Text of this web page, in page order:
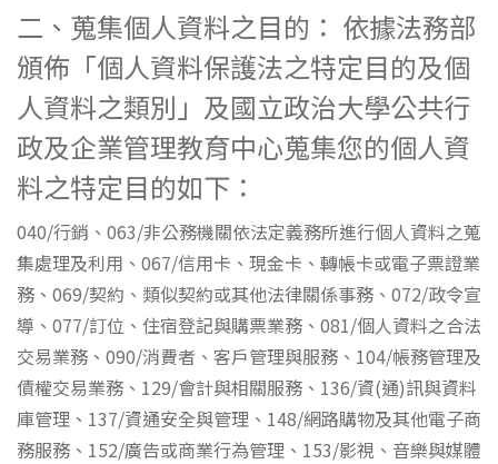
二、蒐集個人資料之目的： 依據法務部
頒佈「個人資料保護法之特定目的及個
人資料之類別」及國立政治大學公共行
政及企業管理教育中心蒐集您的個人資
料之特定目的如下：
040/行銷、063/非公務機關依法定義務所進行個人資料之蒐
集處理及利用、067/信用卡、現金卡、轉帳卡或電子票證業
務、069/契約、類似契約或其他法律關係事務、072/政令宣
導、077/訂位、住宿登記與購票業務、081/個人資料之合法
交易業務、090/消費者、客戶管理與服務、104/帳務管理及
債權交易業務、129/會計與相關服務、136/資(通)訊與資料
庫管理、137/資通安全與管理、148/網路購物及其他電子商
務服務、152/廣告或商業行為管理、153/影視、音樂與媒體